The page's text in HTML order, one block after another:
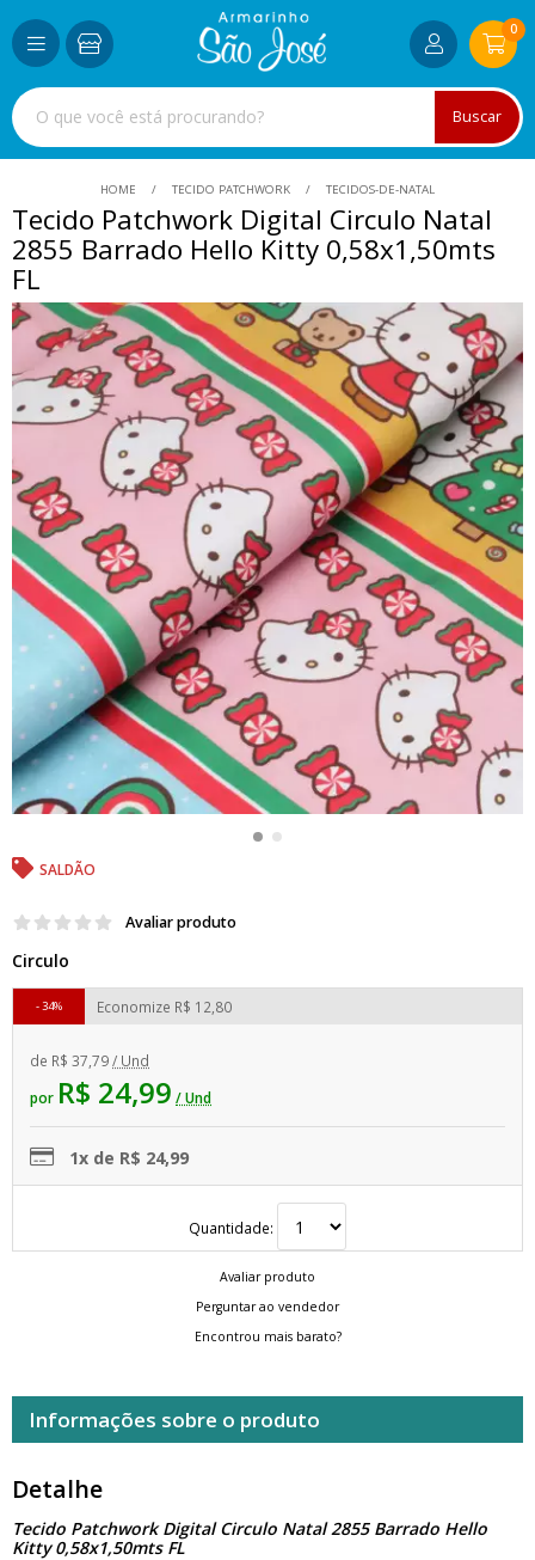
Buscar
0
HOME TECIDO PATCHWORK TECIDOS-DE-NATAL
Tecido Patchwork Digital Circulo Natal
2855 Barrado Hello Kitty 0,58x1,50mts
FL
SALDÃO
Avaliar produto
Circulo
de R$ 37,79/ Und
por R$ 24,99 / Und
Economize R$ 12,80
34%
1x de R$ 24,99
Quantidade:
Avaliar produto
Perguntar ao vendedor
Encontrou mais barato?
Informações sobre o produto
Detalhe
Tecido Patchwork Digital Circulo Natal 2855 Barrado Hello
Kitty 0,58x1,50mts FL